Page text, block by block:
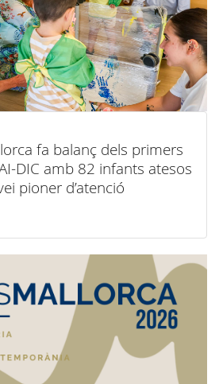
fa balanç dels primers
DIC amb 82 infants atesos
pioner d’atenció